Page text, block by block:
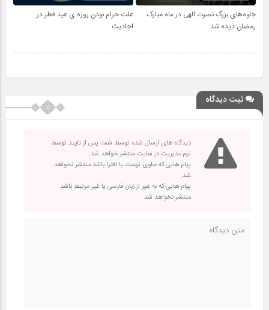
جلوه‌های بزرگ نصرت الهی در ماه مبارک
رمضان دیده شد
علت حرام بودن روزه ی عید فطر در
احادیث
ثبت دیدگاه
دیدگاه های ارسال شده توسط شما، پس از تایید توسط
تیم مدیریت در سایت منتشر خواهد شد.
پیام هایی که حاوی تهمت یا افترا باشد منتشر نخواهد
شد.
پیام هایی که به غیر از زبان فارسی یا غیر مرتبط باشد
منتشر نخواهد شد.